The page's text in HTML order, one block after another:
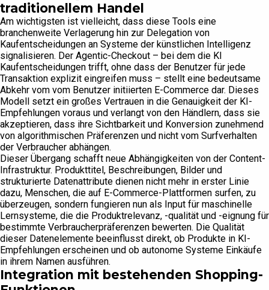
traditionellem Handel
Am wichtigsten ist vielleicht, dass diese Tools eine
branchenweite Verlagerung hin zur Delegation von
Kaufentscheidungen an Systeme der künstlichen Intelligenz
signalisieren. Der Agentic-Checkout – bei dem die KI
Kaufentscheidungen trifft, ohne dass der Benutzer für jede
Transaktion explizit eingreifen muss – stellt eine bedeutsame
Abkehr vom vom Benutzer initiierten E-Commerce dar. Dieses
Modell setzt ein großes Vertrauen in die Genauigkeit der KI-
Empfehlungen voraus und verlangt von den Händlern, dass sie
akzeptieren, dass ihre Sichtbarkeit und Konversion zunehmend
von algorithmischen Präferenzen und nicht vom Surfverhalten
der Verbraucher abhängen.
Dieser Übergang schafft neue Abhängigkeiten von der Content-
Infrastruktur. Produkttitel, Beschreibungen, Bilder und
strukturierte Datenattribute dienen nicht mehr in erster Linie
dazu, Menschen, die auf E-Commerce-Plattformen surfen, zu
überzeugen, sondern fungieren nun als Input für maschinelle
Lernsysteme, die die Produktrelevanz, -qualität und -eignung für
bestimmte Verbraucherpräferenzen bewerten. Die Qualität
dieser Datenelemente beeinflusst direkt, ob Produkte in KI-
Empfehlungen erscheinen und ob autonome Systeme Einkäufe
in ihrem Namen ausführen.
Integration mit bestehenden Shopping-